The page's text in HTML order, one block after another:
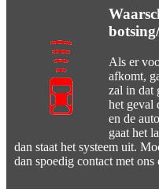
Als er
afkomt,
zal in dat
het geval
en de
gaat het
dan staat het systeem uit.
dan spoedig contact met ons